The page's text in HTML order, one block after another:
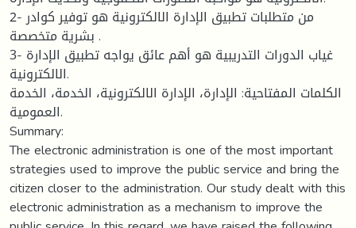
2- من متطلبات تطبيق الإدارة الالكترونية هو توفير كوادر
بشرية متخصصة .
3- غياب الدورات التدريبية هو أهم عائق يواجه تطبيق الإدارة
الالكترونية.
الكلمات المفتاحية: الإدارة، الإدارة الالكترونية، الخدمة، الخدمة
العمومية.
Summary:
The electronic administration is one of the most important
strategies used to improve the public service and bring the
citizen closer to the administration. Our study dealt with this
electronic administration as a mechanism to improve the